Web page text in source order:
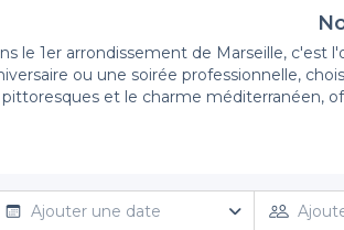
le 1er arrondissement de Marseille,
ou une soirée professionnelle,
pittoresques et le charme méditerranéen,
meilleures salles à louer, adaptées à
et stylés qui offrent une
Ajouter une date